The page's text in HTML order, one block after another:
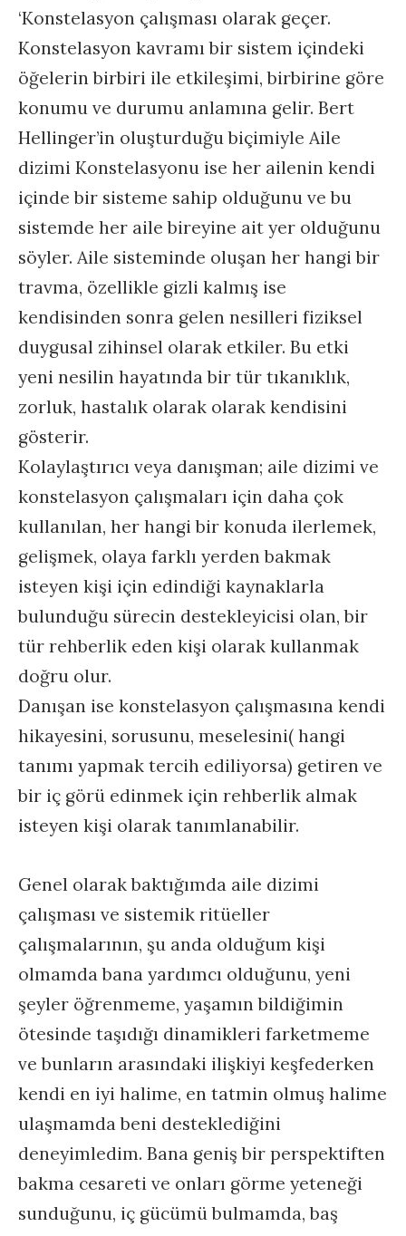
‘Konstelasyon çalışması olarak geçer.
Konstelasyon kavramı bir sistem içindeki
öğelerin birbiri ile etkileşimi, birbirine göre
konumu ve durumu anlamına gelir. Bert
Hellinger’in oluşturduğu biçimiyle Aile
dizimi Konstelasyonu ise her ailenin kendi
içinde bir sisteme sahip olduğunu ve bu
sistemde her aile bireyine ait yer olduğunu
söyler. Aile sisteminde oluşan her hangi bir
travma, özellikle gizli kalmış ise
kendisinden sonra gelen nesilleri fiziksel
duygusal zihinsel olarak etkiler. Bu etki
yeni nesilin hayatında bir tür tıkanıklık,
zorluk, hastalık olarak olarak kendisini
gösterir.
Kolaylaştırıcı veya danışman; aile dizimi ve
konstelasyon çalışmaları için daha çok
kullanılan, her hangi bir konuda ilerlemek,
gelişmek, olaya farklı yerden bakmak
isteyen kişi için edindiği kaynaklarla
bulunduğu sürecin destekleyicisi olan, bir
tür rehberlik eden kişi olarak kullanmak
doğru olur.
Danışan ise konstelasyon çalışmasına kendi
hikayesini, sorusunu, meselesini( hangi
tanımı yapmak tercih ediliyorsa) getiren ve
bir iç görü edinmek için rehberlik almak
isteyen kişi olarak tanımlanabilir.
Genel olarak baktığımda aile dizimi
çalışması ve sistemik ritüeller
çalışmalarının, şu anda olduğum kişi
olmamda bana yardımcı olduğunu, yeni
şeyler öğrenmeme, yaşamın bildiğimin
ötesinde taşıdığı dinamikleri farketmeme
ve bunların arasındaki ilişkiyi keşfederken
kendi en iyi halime, en tatmin olmuş halime
ulaşmamda beni desteklediğini
deneyimledim. Bana geniş bir perspektiften
bakma cesareti ve onları görme yeteneği
sunduğunu, iç gücümü bulmamda, baş